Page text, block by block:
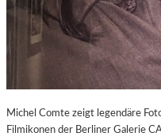
Michel Comte zeigt legendäre
Filmikonen der Berliner Galerie